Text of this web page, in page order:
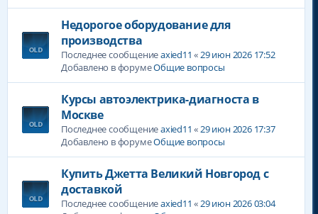
Недорогое оборудование для
производства
Последнее сообщениеaxied11 « 29 июн 2026 17:52
Добавлено в форумеОбщие вопросы
Курсы автоэлектрика-диагноста в
Москве
Последнее сообщениеaxied11 « 29 июн 2026 17:37
Добавлено в форумеОбщие вопросы
Купить Джетта Великий Новгород с
доставкой
Последнее сообщениеaxied11 « 29 июн 2026 03:04